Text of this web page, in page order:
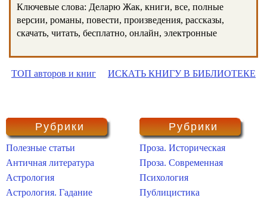
Ключевые слова: Деларю Жак, книги, все, полные
версии, романы, повести, произведения, рассказы,
скачать, читать, бесплатно, онлайн, электронные
ТОП авторов и книг ИСКАТЬ КНИГУ В БИБЛИОТЕКЕ
Рубрики
Полезные статьи
Античная литература
Астрология
Астрология. Гадание
Рубрики
Проза. Историческая
Проза. Современная
Психология
Публицистика